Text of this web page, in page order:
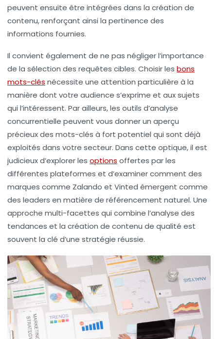
peuvent ensuite être intégrées dans la création de
contenu, renforçant ainsi la pertinence des
informations fournies.
Il convient également de ne pas négliger l’importance
de la sélection des requêtes cibles. Choisir les bons
mots-clés nécessite une attention particulière à la
manière dont votre audience s’exprime et aux sujets
qui l’intéressent. Par ailleurs, les outils d’analyse
concurrentielle peuvent vous donner un aperçu
précieux des mots-clés à fort potentiel qui sont déjà
exploités dans votre secteur. Dans cette optique, il est
judicieux d’explorer les options offertes par les
différentes plateformes et d’examiner comment des
marques comme Zalando et Vinted émergent comme
des leaders en matière de référencement naturel. Une
approche multi-facettes qui combine l’analyse des
tendances et la création de contenu de qualité est
souvent la clé d’une stratégie réussie.